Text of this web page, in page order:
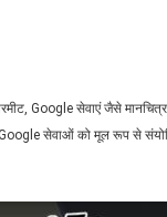
Google सेवाएं जैसे
सेवाओं को मूल रूप से